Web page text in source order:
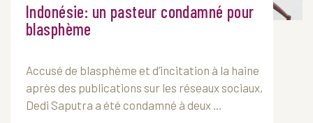
Indonésie: un pasteur condamné pour
blasphème
Accusé de blasphème et d’incitation à la haine
après des publications sur les réseaux sociaux,
Dedi Saputra a été condamné à deux ...